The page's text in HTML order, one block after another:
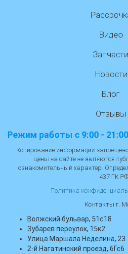
Видео
Запчасти
Новости
Блог
Отзывы
Режим работы с 9:00 - 21:00
Копирование информации
цены на сайте не являются
ознакомительный характер.
437 ГК РФ.
Политика
Контакты г.
Волжский бульвар, 51с18
Зубарев переулок, 15к2
Улица Маршала Неделина, 23
2-й Нагатинский проезд, 6Гс6